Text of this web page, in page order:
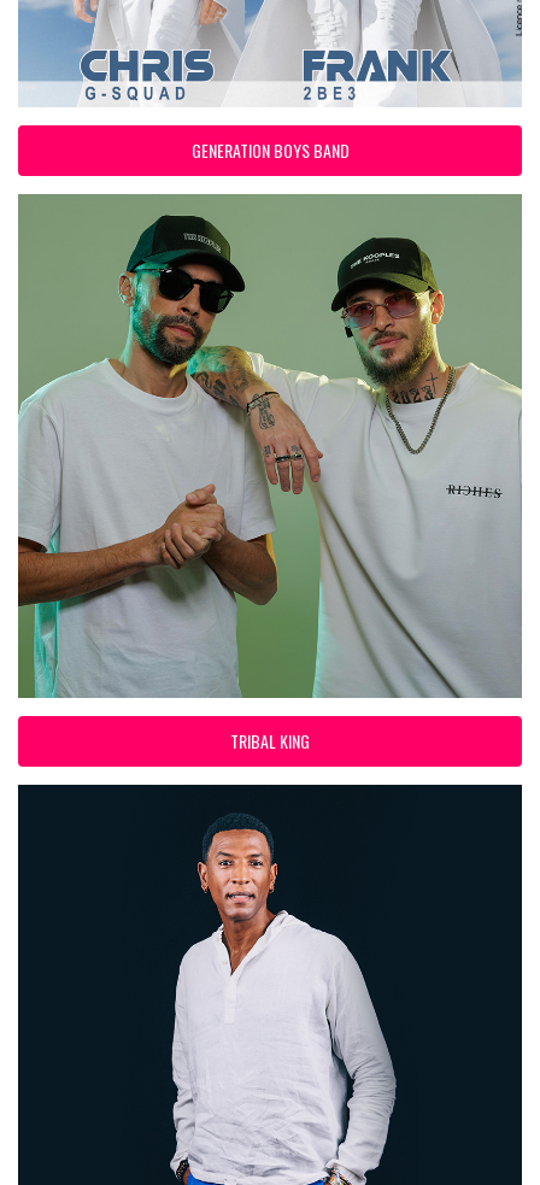
GENERATION BOYS BAND
TRIBAL KING